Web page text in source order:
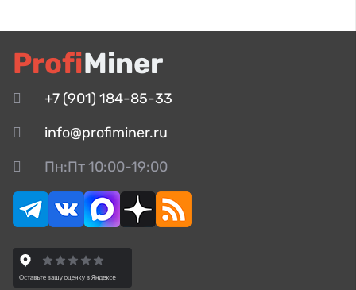
ProfiMiner
+7 (901) 184-85-33
info@profiminer.ru
Пн:Пт 10:00-19:00